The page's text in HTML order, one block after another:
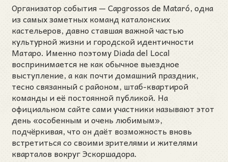
Организатор события — Capgrossos de Mataró, одна
из самых заметных команд каталонских
кастельеров, давно ставшая важной частью
культурной жизни и городской идентичности
Матаро. Именно поэтому Diada del Local
воспринимается не как обычное выездное
выступление, а как почти домашний праздник,
тесно связанный с районом, штаб-квартирой
команды и её постоянной публикой. На
официальном сайте сами участники называют этот
день «особенным и очень любимым»,
подчёркивая, что он даёт возможность вновь
встретиться со своими зрителями и жителями
кварталов вокруг Эскоршадора.